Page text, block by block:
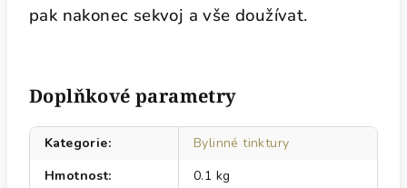
pak nakonec sekvoj a vše doužívat.
Doplňkové parametry
Kategorie:
Bylinné tinktury
Hmotnost:
0.1 kg